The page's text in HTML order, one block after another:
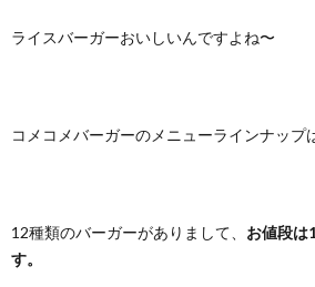
ライスバーガーおいしいんですよね〜
コメコメバーガーのメニューラインナップ
12種類のバーガーがありまして、 お値段は
す。